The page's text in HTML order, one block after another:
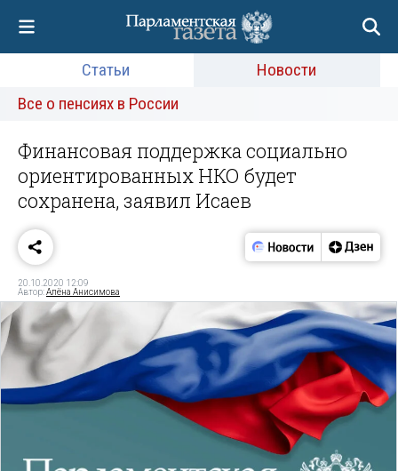
Статьи
Новости
Все о пенсиях в России
Финансовая поддержка социально
ориентированных НКО будет
сохранена, заявил Исаев
20.10.2020 12:09
Автор:Алёна Анисимова